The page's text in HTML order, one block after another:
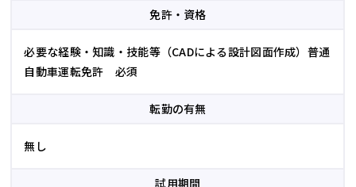
免許・資格
必要な経験・知識・技能等（CADによる設計図面作成）普通
自動車運転免許 必須
転勤の有無
無し
試用期間